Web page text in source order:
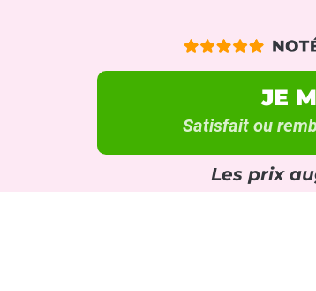
JE
Satisfait ou
Les prix